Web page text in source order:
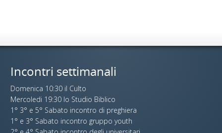
Incontri settimanali
Domenica 10:30 il Culto
Mercoledi 19:30 lo Studio Biblico
1° 3° e 5° Sabato incontro di preghiera
1° e 3° Sabato incontro gruppo youth